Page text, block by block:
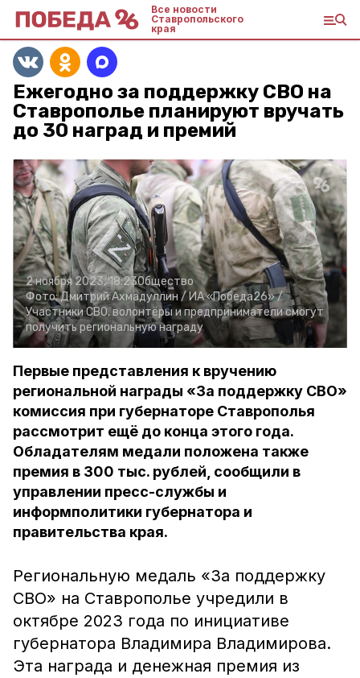
Все новости
Ставропольского
края
Ежегодно за поддержку СВО на
Ставрополье планируют вручать
до 30 наград и премий
2 ноября 2023, 18:23Общество
Фото:Дмитрий Ахмадуллин / ИА «Победа26» /
Участники СВО, волонтёры и предприниматели смогут
получить региональную награду
Первые представления к вручению
региональной награды «За поддержку СВО»
комиссия при губернаторе Ставрополья
рассмотрит ещё до конца этого года.
Обладателям медали положена также
премия в 300 тыс. рублей, сообщили в
управлении пресс-службы и
информполитики губернатора и
правительства края.
Региональную медаль «За поддержку
СВО» на Ставрополье учредили в
октябре 2023 года по инициативе
губернатора Владимира Владимирова.
Эта награда и денежная премия из